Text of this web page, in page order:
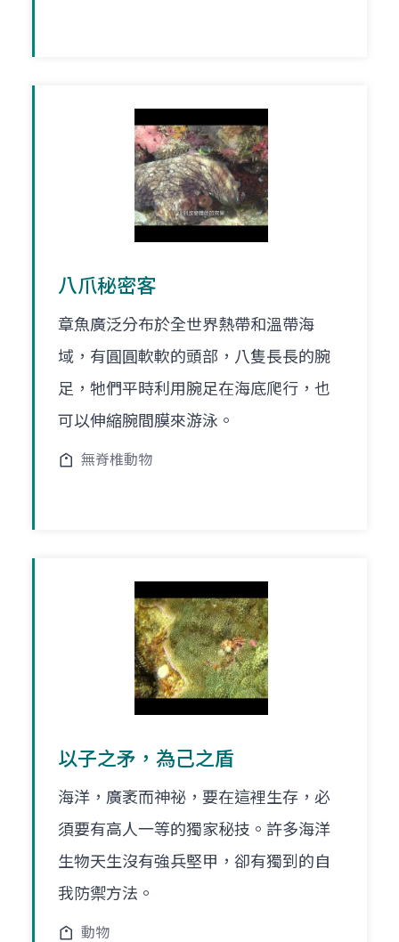
八爪秘密客
章魚廣泛分布於全世界熱帶和溫帶海
域，有圓圓軟軟的頭部，八隻長長的腕
足，牠們平時利用腕足在海底爬行，也
可以伸縮腕間膜來游泳。
無脊椎動物
以子之矛，為己之盾
海洋，廣袤而神祕，要在這裡生存，必
須要有高人一等的獨家秘技。許多海洋
生物天生沒有強兵堅甲，卻有獨到的自
我防禦方法。
動物